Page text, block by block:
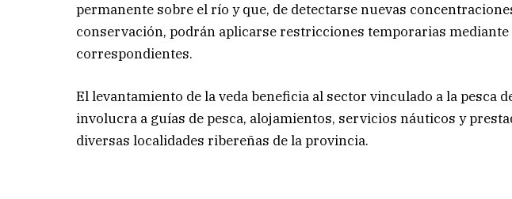
permanente sobre el río y que, de detectarse nuevas
conservación, podrán aplicarse restricciones temporarias
correspondientes.
El levantamiento de la veda beneficia al sector vinculado a la pesca
involucra a guías de pesca, alojamientos, servicios náuticos y
diversas localidades ribereñas de la provincia.